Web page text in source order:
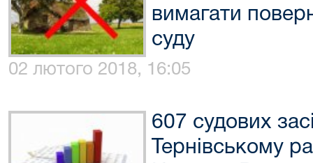
вимагати
суду
02 лютого 2018, 16:05
607 судових
Тернівському